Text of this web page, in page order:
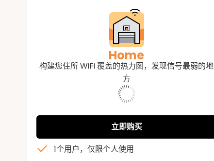
Home
构建您住所 WiFi 覆盖的热力图，发现信号最弱的地
方
573213
立即购买
1个用户，仅限个人使用